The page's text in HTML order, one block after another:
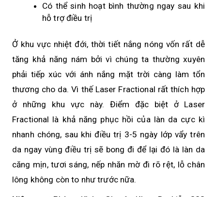
Có thể sinh hoạt bình thường ngay sau khi
hỗ trợ điều trị
Ở khu vực nhiệt đới, thời tiết nắng nóng vốn rất dễ
tăng khả năng nám bởi vì chúng ta thường xuyên
phải tiếp xúc với ánh nắng mặt trời càng làm tổn
thương cho da. Vì thế Laser Fractional rất thích hợp
ở những khu vực này. Điểm đặc biệt ở Laser
Fractional là khả năng phục hồi của làn da cực kì
nhanh chóng, sau khi điều trị 3-5 ngày lớp vẩy trên
da ngay vùng điều trị sẽ bong đi để lại đó là làn da
căng mịn, tươi sáng, nếp nhăn mờ đi rõ rệt, lỗ chân
lông không còn to như trước nữa.